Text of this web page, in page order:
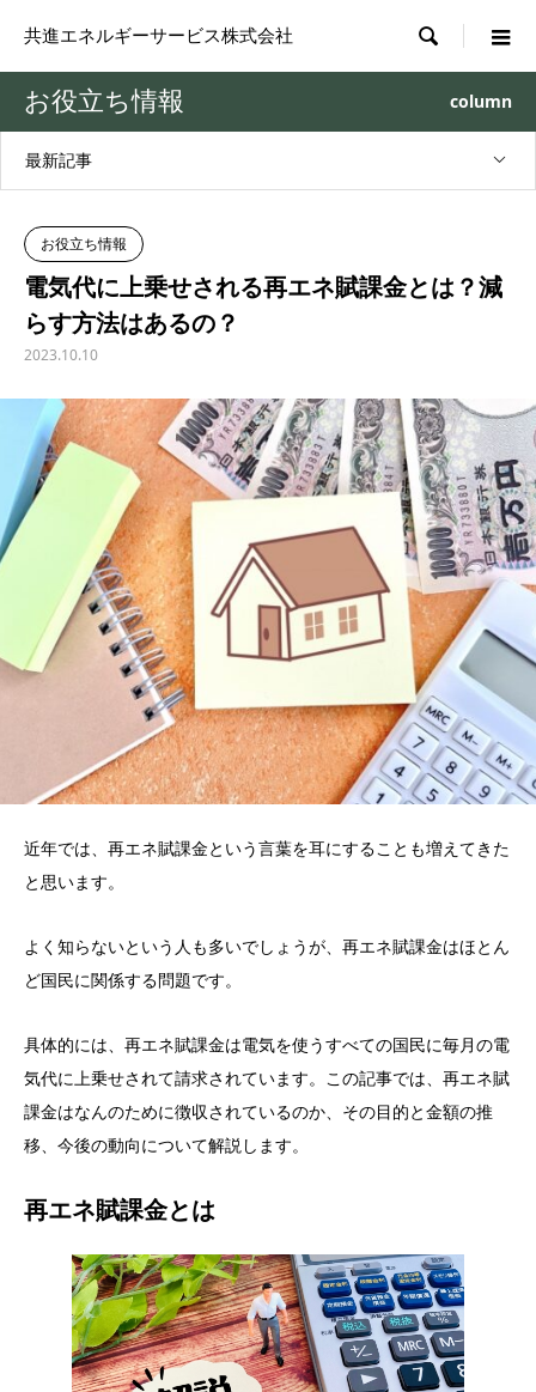
共進エネルギーサービス株式会社 
お役立ち情報 column
最新記事
お役立ち情報
電気代に上乗せされる再エネ賦課金とは？減
らす方法はあるの？
2023.10.10
近年では、再エネ賦課金という言葉を耳にすることも増えてきた
と思います。
よく知らないという人も多いでしょうが、再エネ賦課金はほとん
ど国民に関係する問題です。
具体的には、再エネ賦課金は電気を使うすべての国民に毎月の電
気代に上乗せされて請求されています。この記事では、再エネ賦
課金はなんのために徴収されているのか、その目的と金額の推
移、今後の動向について解説します。
再エネ賦課金とは